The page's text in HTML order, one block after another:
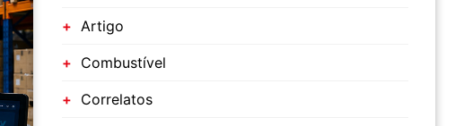
Artigo
Combustível
Correlatos